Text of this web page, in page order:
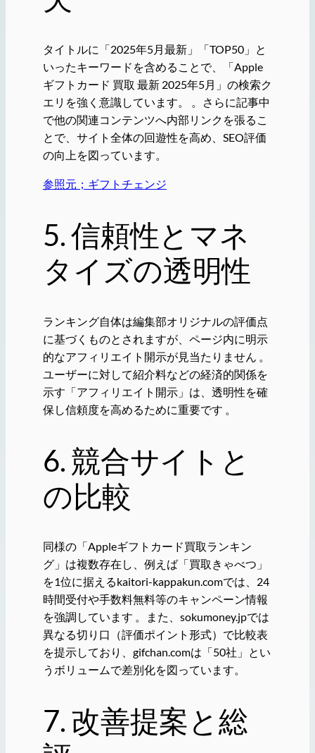
タイトルに「2025年5月最新」「TOP50」と
いったキーワードを含めることで、「Apple
ギフトカード 買取 最新 2025年5月」の検索ク
エリを強く意識しています。 。さらに記事中
で他の関連コンテンツへ内部リンクを張るこ
とで、サイト全体の回遊性を高め、SEO評価
の向上を図っています。
参照元；ギフトチェンジ
5. 信頼性とマネ
タイズの透明性
ランキング自体は編集部オリジナルの評価点
に基づくものとされますが、ページ内に明示
的なアフィリエイト開示が見当たりません 。
ユーザーに対して紹介料などの経済的関係を
示す「アフィリエイト開示」は、透明性を確
保し信頼度を高めるために重要です 。
6. 競合サイトと
の比較
同様の「Appleギフトカード買取ランキン
グ」は複数存在し、例えば「買取きゃべつ」
を1位に据えるkaitori-kappakun.comでは、24
時間受付や手数料無料等のキャンペーン情報
を強調しています 。また、sokumoney.jpでは
異なる切り口（評価ポイント形式）で比較表
を提示しており、gifchan.comは「50社」とい
うボリュームで差別化を図っています。
7. 改善提案と総